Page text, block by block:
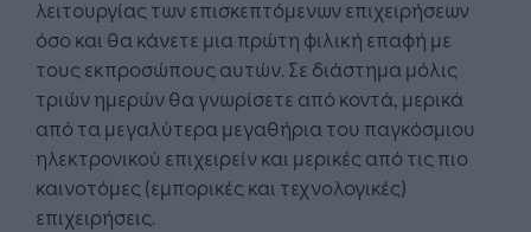
λειτουργίας των επισκεπτόμενων επιχειρήσεων
όσο και θα κάνετε μια πρώτη φιλική επαφή με
τους εκπροσώπους αυτών. Σε διάστημα μόλις
τριών ημερών θα γνωρίσετε από κοντά, μερικά
από τα μεγαλύτερα μεγαθήρια του παγκόσμιου
ηλεκτρονικού επιχειρείν και μερικές από τις πιο
καινοτόμες (εμπορικές και τεχνολογικές)
επιχειρήσεις.